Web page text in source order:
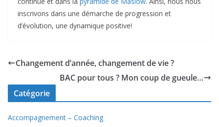
inscrivons dans une démarche de progression et
d’évolution, une dynamique positive!
Changement d’année, changement de vie ?
BAC pour tous ? Mon coup de gueule…
Catégorie
Accompagnement – Coaching